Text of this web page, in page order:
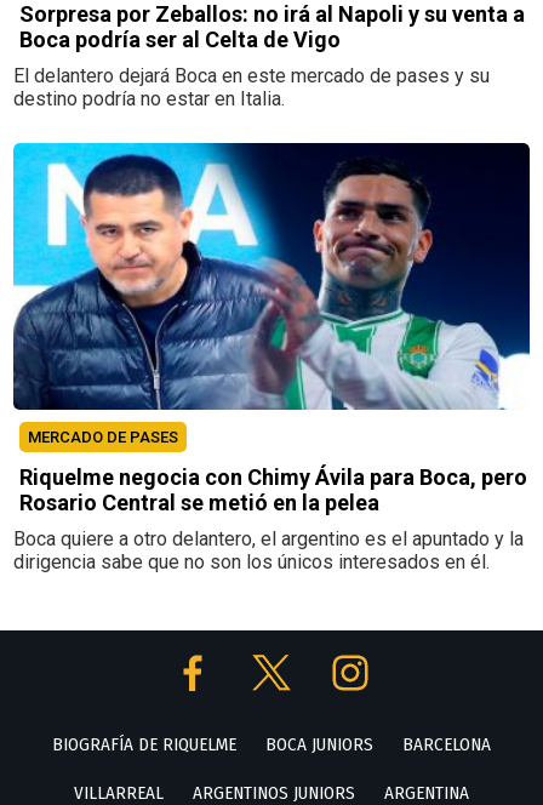
Sorpresa por Zeballos: no irá al Napoli y su venta a
Boca podría ser al Celta de Vigo
El delantero dejará Boca en este mercado de pases y su
destino podría no estar en Italia.
MERCADO DE PASES
Riquelme negocia con Chimy Ávila para Boca, pero
Rosario Central se metió en la pelea
Boca quiere a otro delantero, el argentino es el apuntado y la
dirigencia sabe que no son los únicos interesados en él.
BIOGRAFÍA DE RIQUELME BOCA JUNIORS BARCELONA
VILLARREAL ARGENTINOS JUNIORS ARGENTINA